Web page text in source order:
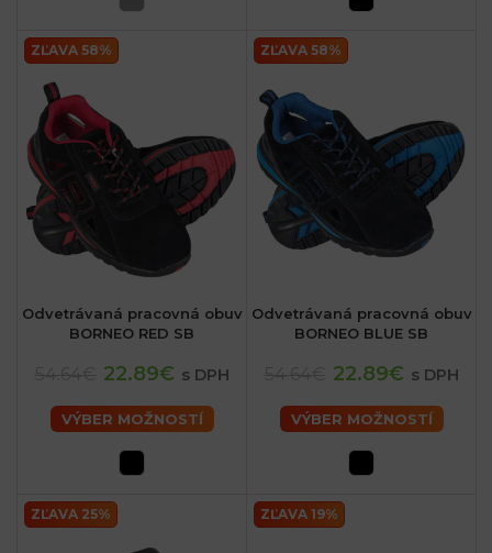
ZĽAVA 58%
Odvetrávaná pracovná obuv
BORNEO RED SB
22.89€ s DPH
VÝBER MOŽNOSTÍ
ZĽAVA 58%
Odvetrávaná pracovná obuv
BORNEO BLUE SB
22.89€ s DPH
VÝBER MOŽNOSTÍ
ZĽAVA 25% ZĽAVA 19%